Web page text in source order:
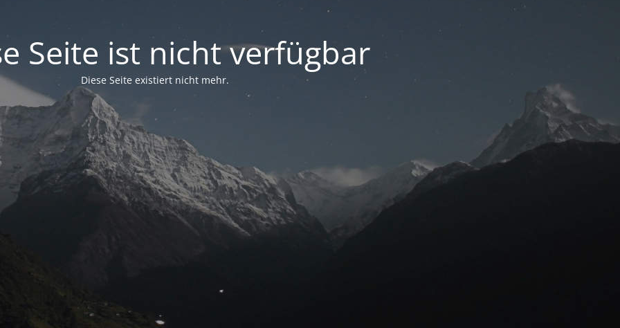
Seite ist nicht verfügbar
Diese Seite existiert nicht mehr.